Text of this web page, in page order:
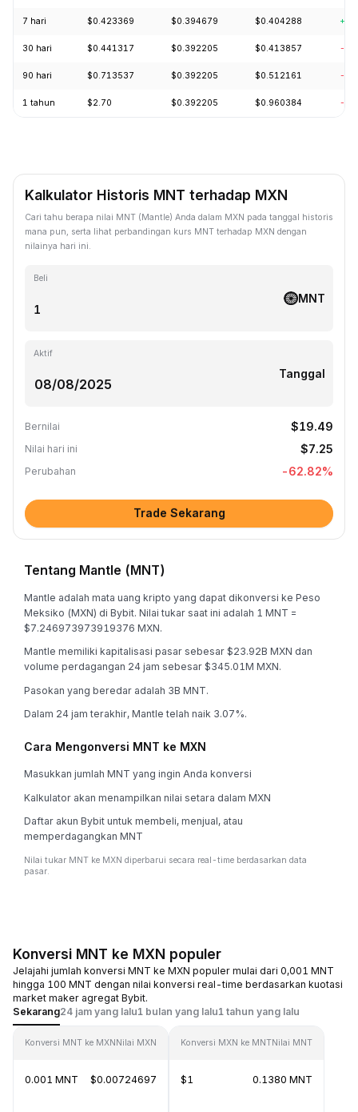
7 hari $0.423369 $0.394679 $0.404288
30 hari $0.441317 $0.392205 $0.413857 -
90 hari $0.713537 $0.392205 $0.512161 -
1 tahun $2.70 $0.392205 $0.960384 -
Kalkulator Historis MNT terhadap MXN
Cari tahu berapa nilai MNT (Mantle) Anda dalam MXN pada tanggal historis
mana pun, serta lihat perbandingan kurs MNT terhadap MXN dengan
nilainya hari ini.
Beli
MNT
Aktif
Tanggal
Bernilai $19.49
Nilai hari ini $7.25
Perubahan -62.82%
Trade Sekarang
Tentang Mantle (MNT)
Mantle adalah mata uang kripto yang dapat dikonversi ke Peso
Meksiko (MXN) di Bybit. Nilai tukar saat ini adalah 1 MNT =
$7.246973973919376 MXN.
Mantle memiliki kapitalisasi pasar sebesar $23.92B MXN dan
volume perdagangan 24 jam sebesar $345.01M MXN.
Pasokan yang beredar adalah 3B MNT.
Dalam 24 jam terakhir, Mantle telah naik 3.07%.
Cara Mengonversi MNT ke MXN
Masukkan jumlah MNT yang ingin Anda konversi
Kalkulator akan menampilkan nilai setara dalam MXN
Daftar akun Bybit untuk membeli, menjual, atau
memperdagangkan MNT
Nilai tukar MNT ke MXN diperbarui secara real-time berdasarkan data
pasar.
Konversi MNT ke MXN populer
Jelajahi jumlah konversi MNT ke MXN populer mulai dari 0,001 MNT
hingga 100 MNT dengan nilai konversi real-time berdasarkan kuotasi
market maker agregat Bybit.
Sekarang24 jam yang lalu1 bulan yang lalu1 tahun yang lalu
Konversi MNT ke MXNNilai MXN
0.001 MNT $0.00724697
Konversi MXN ke MNTNilai MNT
$1 0.1380 MNT